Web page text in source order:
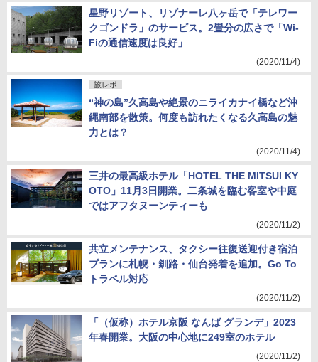
星野リゾート、リゾナーレ八ヶ岳で「テレワー
クゴンドラ」のサービス。2畳分の広さで「Wi-
Fiの通信速度は良好」
(2020/11/4)
旅レポ
“神の島”久高島や絶景のニライカナイ橋など沖
縄南部を散策。何度も訪れたくなる久高島の魅
力とは？
(2020/11/4)
三井の最高級ホテル「HOTEL THE MITSUI KY
OTO」11月3日開業。二条城を臨む客室や中庭
ではアフタヌーンティーも
(2020/11/2)
共立メンテナンス、タクシー往復送迎付き宿泊
プランに札幌・釧路・仙台発着を追加。Go To
トラベル対応
(2020/11/2)
「（仮称）ホテル京阪 なんば グランデ」2023
年春開業。大阪の中心地に249室のホテル
(2020/11/2)